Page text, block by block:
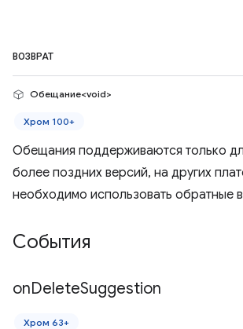
ВОЗВРАТ
Обещание<void>
Хром 100+
Обещания поддерживаются только
более поздних версий, на других
необходимо использовать обратные
События
onDeleteSuggestion
Хром 63+